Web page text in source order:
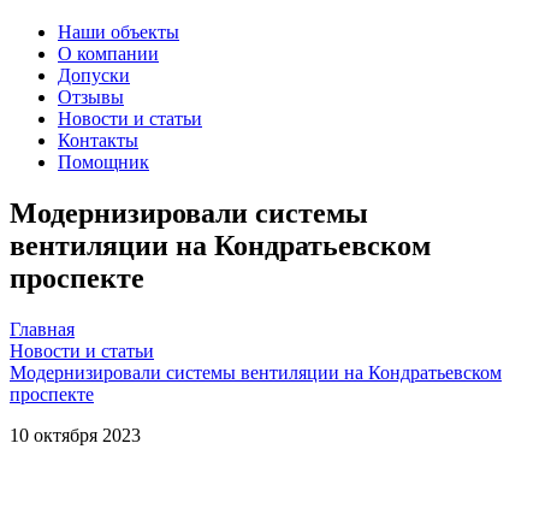
Наши объекты
О компании
Допуски
Отзывы
Новости и статьи
Контакты
Помощник
Модернизировали системы
вентиляции на Кондратьевском
проспекте
Главная
Новости и статьи
Модернизировали системы вентиляции на Кондратьевском
проспекте
10 октября 2023